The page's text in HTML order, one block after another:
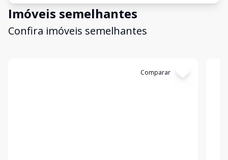
Imóveis semelhantes
Confira imóveis semelhantes
Comparar